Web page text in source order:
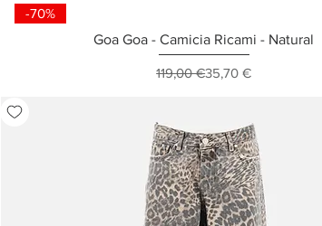
-70%
Goa Goa - Camicia Ricami - Natural
Prezzo regolare
119,00 €Prezzo scontato
35,70 €